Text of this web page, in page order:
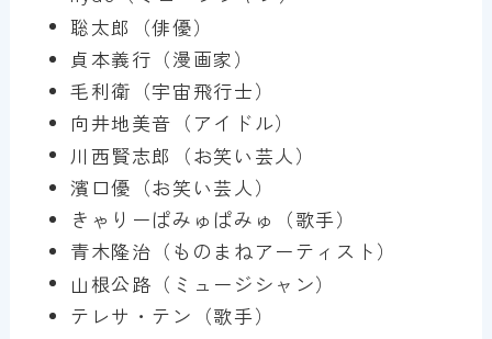
聡太郎（俳優）
貞本義行（漫画家）
毛利衛（宇宙飛行士）
向井地美音（アイドル）
川西賢志郎（お笑い芸人）
濱口優（お笑い芸人）
きゃりーぱみゅぱみゅ（歌手）
青木隆治（ものまねアーティスト）
山根公路（ミュージシャン）
テレサ・テン（歌手）